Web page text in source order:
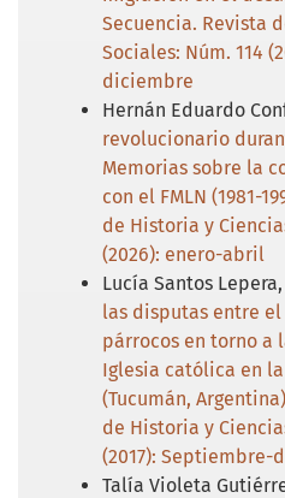
Secuencia. Revista
Sociales: Núm. 114
diciembre
Hernán Eduardo
revolucionario
Memorias sobre la
con el FMLN (1981-
de Historia y
(2026): enero-abril
Lucía Santos Lepera,
las disputas entre
párrocos en torno a
Iglesia católica en
(Tucumán, Argentina)
de Historia y
(2017): Septiembre-
Talía Violeta